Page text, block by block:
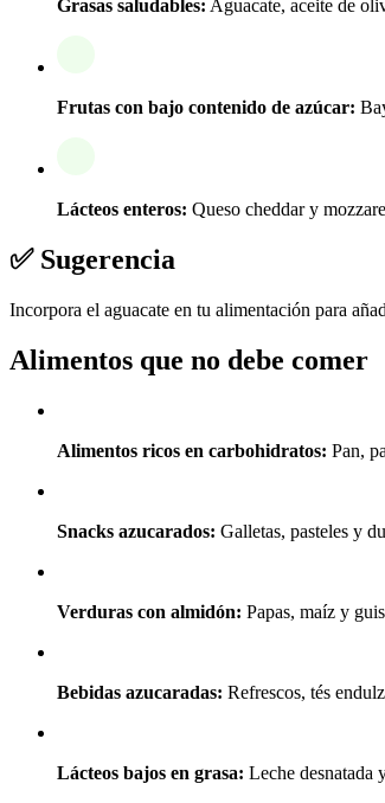
Grasas saludables: Aguacate, aceite de
Frutas con bajo contenido de azúcar:
Lácteos enteros: Queso cheddar y
✅ Sugerencia
Incorpora el aguacate en tu alimentación para
Alimentos que no debe comer
Alimentos ricos en carbohidratos: Pan,
Snacks azucarados: Galletas, pasteles y
Verduras con almidón: Papas, maíz y
Bebidas azucaradas: Refrescos, tés
Lácteos bajos en grasa: Leche desnatada